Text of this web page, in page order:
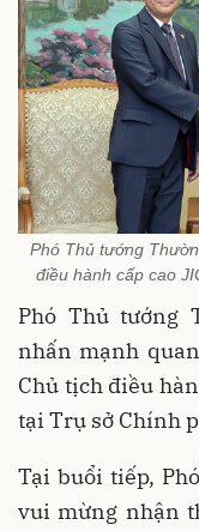
Phó Thủ tướng
điều hành cấp cao
Phó Thủ tướng
nhấn mạnh
Chủ tịch điều
tại Trụ sở Chính
Tại buổi tiếp,
vui mừng nhận